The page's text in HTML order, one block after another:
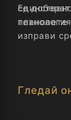
се
изправи
Гледай